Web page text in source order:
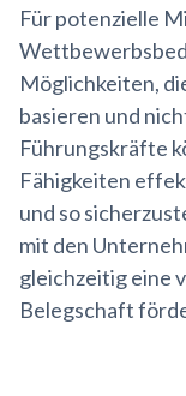
Für potenzielle
Möglichkeiten,
basieren und
Führungskräfte
Fähigkeiten
und so
mit den
gleichzeitig eine
Belegschaft